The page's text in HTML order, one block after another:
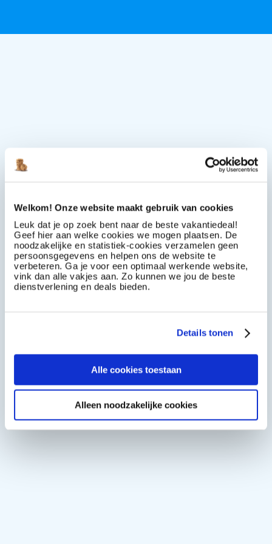
Welkom! Onze website maakt gebruik van cookies
Leuk dat je op zoek bent naar de beste vakantiedeal!
Geef hier aan welke cookies we mogen plaatsen. De
noodzakelijke en statistiek-cookies verzamelen geen
persoonsgegevens en helpen ons de website te
verbeteren. Ga je voor een optimaal werkende website,
vink dan alle vakjes aan. Zo kunnen we jou de beste
dienstverlening en deals bieden.
Details tonen
Alle cookies toestaan
Alleen noodzakelijke cookies